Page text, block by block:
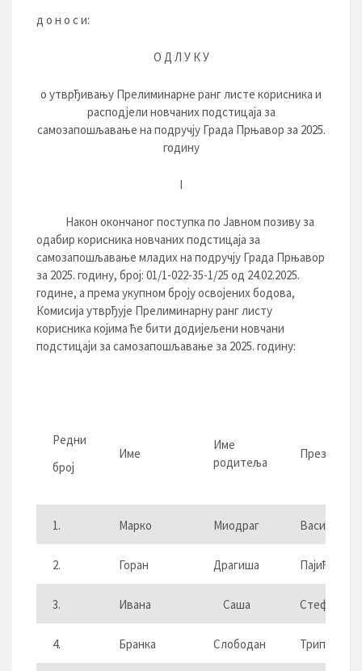
д о н о с и:
О Д Л У К У
о утврђивању Прелиминарне ранг листе корисника и
расподјели новчаних подстицаја за
самозапошљавање на подручју Града Прњавор за 2025.
годину
I
Након окончаног поступка по Јавном позиву за
одабир корисника новчаних подстицаја за
самозапошљавање младих на подручју Града Прњавор
за 2025. годину, број: 01/1-022-35-1/25 од 24.02.2025.
године, а према укупном броју освојених бодова,
Комисија утврђује Прелиминарну ранг листу
корисника којима ће бити додијељени новчани
подстицаји за самозапошљавање за 2025. годину:
Редни
број
Име
Име
родитеља
Презиме
1. Марко Миодраг Васић
2. Горан Драгиша Пајић
3. Ивана Саша
4. Бранка Слободан